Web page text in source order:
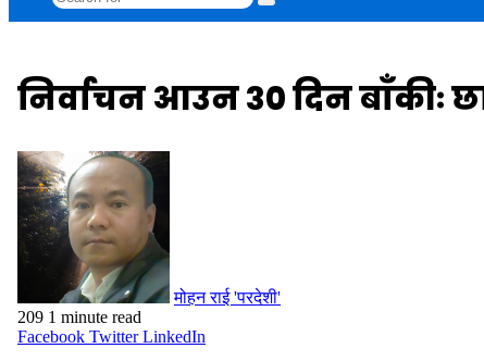
Search
for
निर्वाचन आउन ३० दिन बाँकीः
मोहन राई 'परदेशी'
209 1 minute read
Facebook Twitter LinkedIn